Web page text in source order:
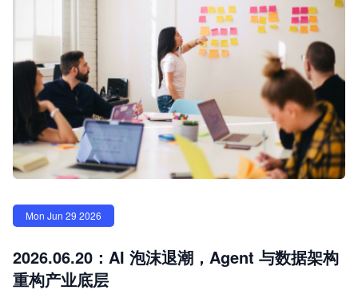
Mon Jun 29 2026
2026.06.20：AI 泡沫退潮，Agent 与数据架构
重构产业底层